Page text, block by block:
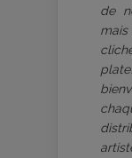
de
mais